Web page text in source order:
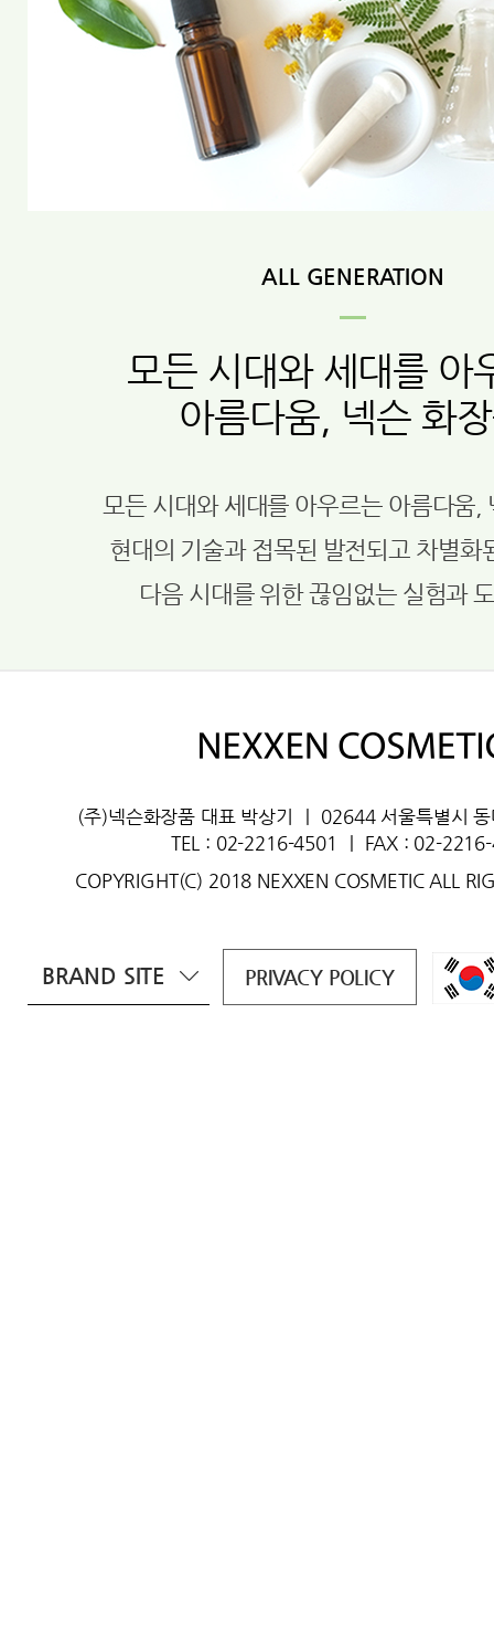
ALL GENERATION
모든 시대와 세대를 아
아름다움, 넥슨 화
모든 시대와 세대를 아우르는 아름다움,
현대의 기술과 접목된 발전되고 차별화
다음 시대를 위한 끊임없는 실험과
(주)넥슨화장품 대표 박상기
02644 서울특별시
TEL : 02-2216-4501
FAX : 02-
COPYRIGHT(C) 2018 NEXXEN COSMETIC ALL
BRAND SITE PRIVACY POLICY